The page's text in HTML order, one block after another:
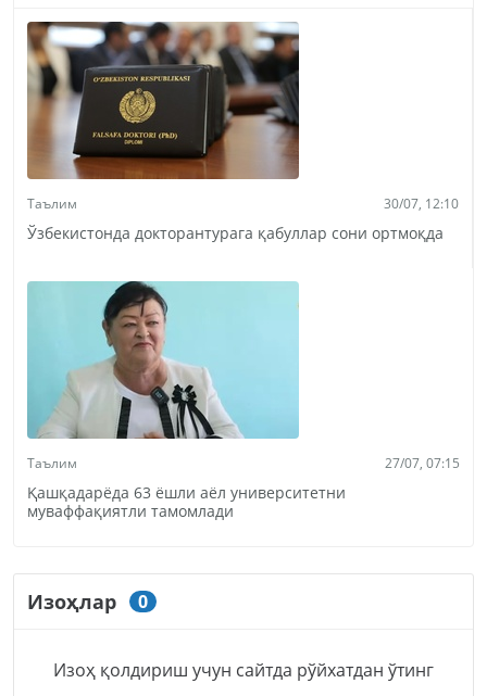
Таълим 30/07, 12:10
Ўзбекистонда докторантурага қабуллар сони ортмоқда
Таълим 27/07, 07:15
Қашқадарёда 63 ёшли аёл университетни
муваффақиятли тамомлади
Изоҳлар 0
Изоҳ қолдириш учун сайтда рўйхатдан ўтинг